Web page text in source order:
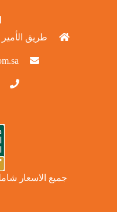
طريق
جميع الاسعار